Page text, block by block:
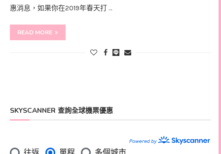
惠消息，如果你在2019年春天打 …
READ MORE
SKYSCANNER 查詢全球機票優惠